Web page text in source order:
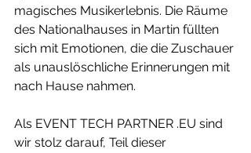
magisches Musikerlebnis. Die Räume
des Nationalhauses in Martin füllten
sich mit Emotionen, die die Zuschauer
als unauslöschliche Erinnerungen mit
nach Hause nahmen.
Als EVENT TECH PARTNER .EU sind
wir stolz darauf, Teil dieser